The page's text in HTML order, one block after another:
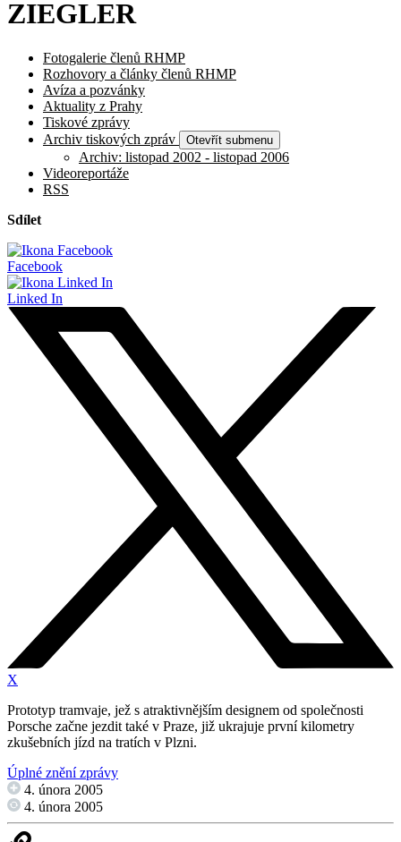
ZIEGLER
Fotogalerie členů RHMP
Rozhovory a články členů RHMP
Avíza a pozvánky
Aktuality z Prahy
Tiskové zprávy
Archiv tiskových zpráv
Otevřít submenu
Archiv: listopad 2002 - listopad 2006
Videoreportáže
RSS
Sdílet
Facebook
Linked In
X
Prototyp tramvaje, jež s atraktivnějším designem od společnosti
Porsche začne jezdit také v Praze, již ukrajuje první kilometry
zkušebních jízd na tratích v Plzni.
Úplné znění zprávy
4. února 2005
4. února 2005